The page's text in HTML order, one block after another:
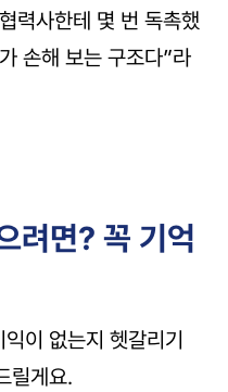
력사한테 몇 번 독촉했
손해 보는 구조다”라
려면? 꼭 기억
이 없는지 헷갈리기
릴게요.